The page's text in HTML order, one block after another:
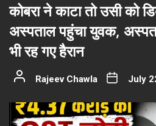
कोबरा ने काटा तो उसी को
अस्पताल पहुंचा युवक,
भी रह गए हैरान
Rajeev Chawla July